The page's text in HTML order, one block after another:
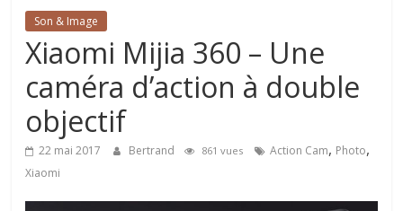
belge
connecté
Son & Image
Xiaomi Mijia 360 – Une
caméra d’action à double
objectif
22 mai 2017 Bertrand 861 vues Action Cam, Photo,
Xiaomi